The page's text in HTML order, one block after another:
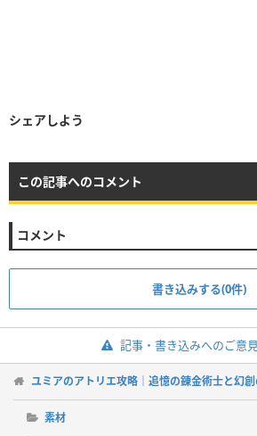
シェアしよう
この記事へのコメント
コメント
書き込みする(0件)
記事・書き込みへのご意
ユミアのアトリエ攻略｜追憶の錬金術士と幻
素材